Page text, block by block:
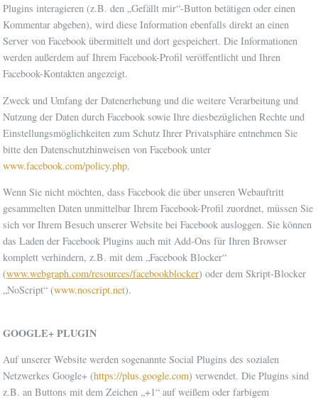
Plugins interagieren (z.B. den „Gefällt mir“-Button betätigen oder einen
Kommentar abgeben), wird diese Information ebenfalls direkt an einen
Server von Facebook übermittelt und dort gespeichert. Die Informationen
werden außerdem auf Ihrem Facebook-Profil veröffentlicht und Ihren
Facebook-Kontakten angezeigt.
Zweck und Umfang der Datenerhebung und die weitere Verarbeitung und
Nutzung der Daten durch Facebook sowie Ihre diesbezüglichen Rechte und
Einstellungsmöglichkeiten zum Schutz Ihrer Privatsphäre entnehmen Sie
bitte den Datenschutzhinweisen von Facebook unter
www.facebook.com/policy.php.
Wenn Sie nicht möchten, dass Facebook die über unseren Webauftritt
gesammelten Daten unmittelbar Ihrem Facebook-Profil zuordnet, müssen Sie
sich vor Ihrem Besuch unserer Website bei Facebook ausloggen. Sie können
das Laden der Facebook Plugins auch mit Add-Ons für Ihren Browser
komplett verhindern, z.B. mit dem „Facebook Blocker“
(www.webgraph.com/resources/facebookblocker) oder dem Skript-Blocker
„NoScript“ (www.noscript.net).
GOOGLE+ PLUGIN
Auf unserer Website werden sogenannte Social Plugins des sozialen
Netzwerkes Google+ (https://plus.google.com) verwendet. Die Plugins sind
z.B. an Buttons mit dem Zeichen „+1“ auf weißem oder farbigem